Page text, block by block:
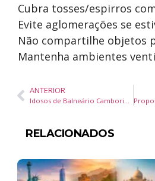
Cubra tosses/espirros
Evite aglomerações se
Não compartilhe objetos
Mantenha ambientes
ANTERIOR
Idosos de Balneário Camboriú aprendem espanhol gratuito com método conversação direta
RELACIONADOS